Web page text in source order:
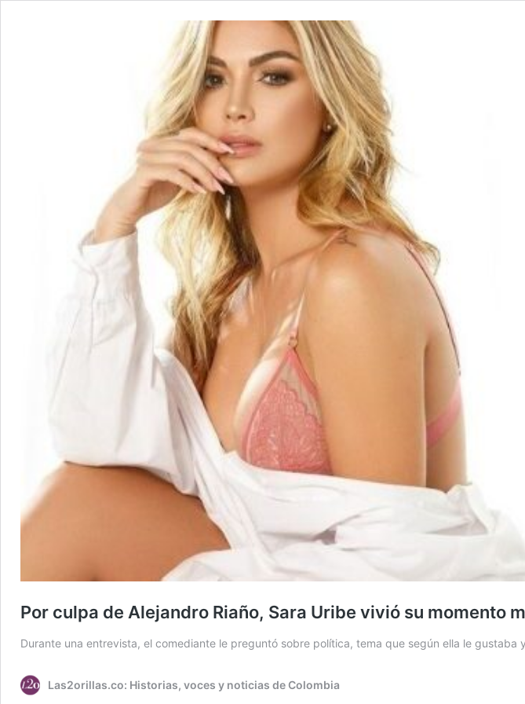
Por culpa de Alejandro Riaño, Sara Uribe vivió su momento
Durante una entrevista, el comediante le preguntó sobre política, tema que según ella le gustaba
Las2orillas.co: Historias, voces y noticias de Colombia